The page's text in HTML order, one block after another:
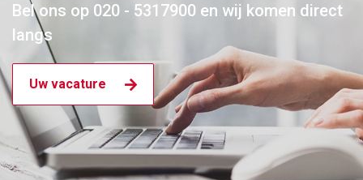
Bel ons op 020 - 5317900 en wij komen direct
langs
Uw vacature